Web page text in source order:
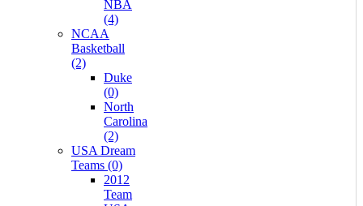
NBA
(4)
NCAA
Basketball
(2)
Duke
(0)
North
Carolina
(2)
USA Dream
Teams (0)
2012
Team